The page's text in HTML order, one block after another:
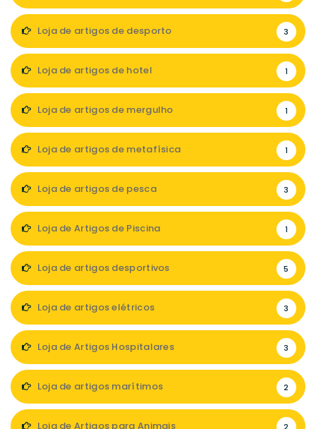
Loja de artigos de desporto 3
Loja de artigos de hotel 1
Loja de artigos de mergulho 1
Loja de artigos de metafísica 1
Loja de artigos de pesca 3
Loja de Artigos de Piscina 1
Loja de artigos desportivos 5
Loja de artigos elétricos 3
Loja de Artigos Hospitalares 3
Loja de artigos marítimos 2
Loja de Artigos para Animais